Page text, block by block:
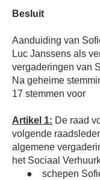
Besluit
Aanduiding van
Luc Janssens als
vergaderingen van
Na geheime
17 stemmen voor
Artikel 1: De raad
volgende
algemene
het Sociaal
●
schepen